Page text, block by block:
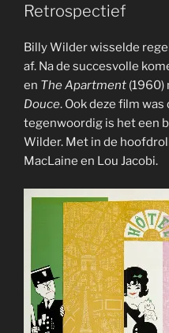
Retrospectief
Billy Wilder wisselde
af. Na de succesvolle
en The Apartment (1960)
Douce. Ook deze film
tegenwoordig is het een
Wilder. Met in de
MacLaine en Lou Jacobi.